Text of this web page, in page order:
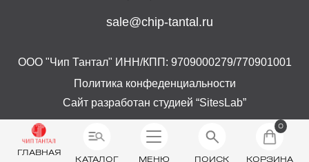
sale@chip-tantal.ru
ООО "Чип Тантал" ИНН/КПП: 9709000279/770901001
Политика конфеденциальности
Сайт разработан студией “SitesLab”
ГЛАВНАЯ
КАТАЛОГ МЕНЮ ПОИСК
0
КОРЗИНА